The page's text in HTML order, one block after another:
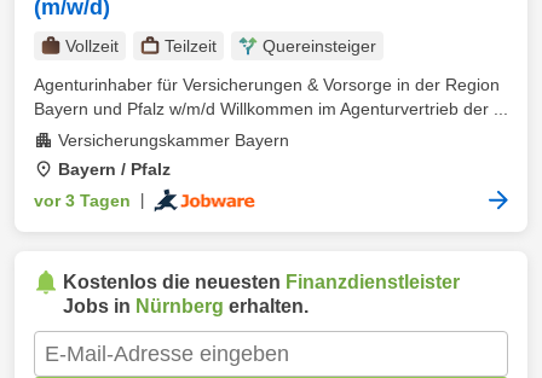
(m/w/d)
Vollzeit Teilzeit
Quereinsteiger
Agenturinhaber für Versicherungen & Vorsorge in der Region
Bayern und Pfalz w/m/d Willkommen im Agenturvertrieb der ...
Versicherungskammer Bayern
Bayern / Pfalz
vor 3 Tagen
Kostenlos die neuesten Finanzdienstleister
Jobs in Nürnberg erhalten.